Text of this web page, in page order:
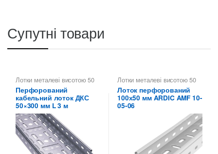
Супутні товари
Лотки металеві висотою 50
мм Перфоровані лотки
висотою 50 мм
Перфорований
кабельний лоток ДКС
50×300 мм L 3 м
Лотки металеві висотою 50
мм Перфоровані лотки
висотою 50 мм
Лоток перфорований
100х50 мм ARDIC AMF 10-
05-06